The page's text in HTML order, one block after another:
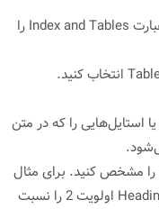
ـ از منوی Insert گزینه Reference و سپس عبارت Index and Tables را
استایل‌هایی را كه در متن
را مشخص كنید. برای مثال
به شیوه Heading1 اولویت 1 و به شیوه Heading 2 اولویت 2 را نسبت